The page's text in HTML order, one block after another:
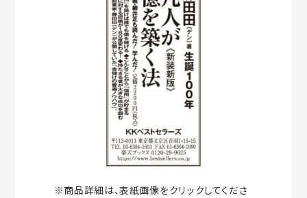
※商品詳細は、表紙画像をクリックしてくださ